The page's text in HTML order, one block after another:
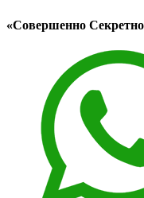
«Совершенно